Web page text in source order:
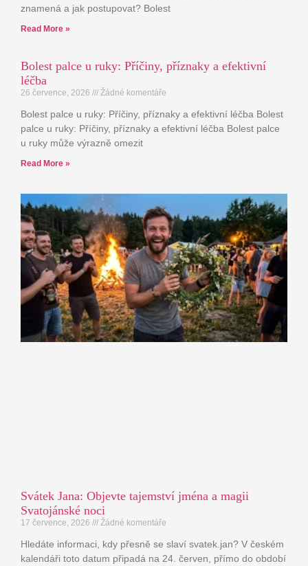
znamená a jak postupovat? Bolest
Read More »
Bolest palce u ruky: Příčiny, příznaky a efektivní
léčba
26 července, 2026 Žádné komentáře
Bolest palce u ruky: Příčiny, příznaky a efektivní léčba Bolest
palce u ruky: Příčiny, příznaky a efektivní léčba Bolest palce
u ruky může výrazně omezit
Read More »
Svátek Jana: Objevte tajemství jména a magii
Svatojánské noci
17 července, 2026 Žádné komentáře
Hledáte informaci, kdy přesně se slaví svatek.jan? V českém
kalendáři toto datum připadá na 24. červen, přímo do období